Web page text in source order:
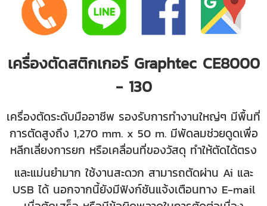
เครื่องตัดสติกเกอร์ Graphtec CE8000
- 130
เครื่องตัดระดับมืออาชีพ รองรับการทำงานใหญ่ๆ มีพื้นที่
การตัดสูงถึง 1,270 mm. x 50 m. มีพัดลมช่วยดูดเพื่อ
หลีกเลี่ยงการยก หรือเคลื่อนที่ของวัสดุ ทำให้ตัดได้ตรง
และแม่นยำมาก ใช้งานสะดวก สามารถตัดผ่าน Ai และ
USB ได้ นอกจากนี้ยังมีฟังก์ชันแจ้งเตือนทาง E-mail